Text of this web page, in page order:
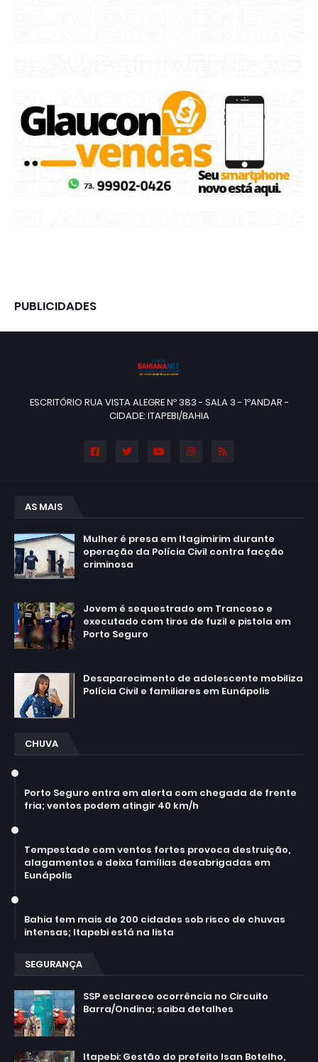
PUBLICIDADES
ESCRITÓRIO RUA VISTA ALEGRE Nº 383 - SALA 3 - 1ºANDAR -
CIDADE: ITAPEBI/BAHIA
AS MAIS
Mulher é presa em Itagimirim durante
operação da Polícia Civil contra facção
criminosa
Jovem é sequestrado em Trancoso e
executado com tiros de fuzil e pistola em
Porto Seguro
Desaparecimento de adolescente mobiliza
Polícia Civil e familiares em Eunápolis
CHUVA
Porto Seguro entra em alerta com chegada de frente
fria; ventos podem atingir 40 km/h
Tempestade com ventos fortes provoca destruição,
alagamentos e deixa famílias desabrigadas em
Eunápolis
Bahia tem mais de 200 cidades sob risco de chuvas
intensas; Itapebi está na lista
SEGURANÇA
SSP esclarece ocorrência no Circuito
Barra/Ondina; saiba detalhes
Itapebi: Gestão do prefeito Isan Botelho,